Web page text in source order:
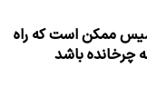
ممکن است که راه